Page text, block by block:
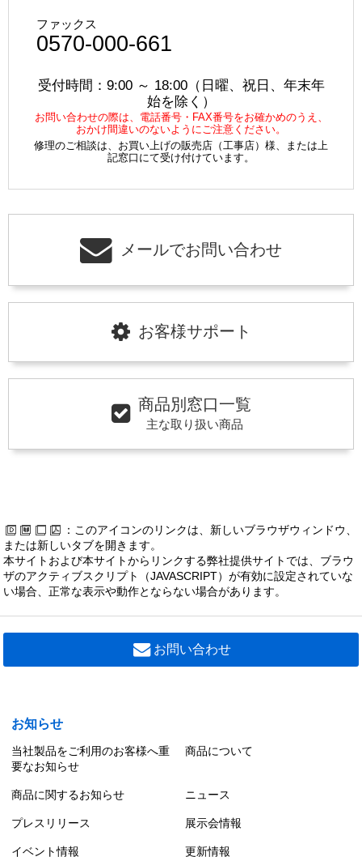
ファックス
0570-000-661
受付時間：9:00 ～ 18:00（日曜、祝日、年末年
始を除く）
お問い合わせの際は、電話番号・FAX番号をお確かめのうえ、
おかけ間違いのないようにご注意ください。
修理のご相談は、お買い上げの販売店（工事店）様、または上
記窓口にて受け付けています。
メールでお問い合わせ
お客様サポート
商品別窓口一覧
主な取り扱い商品
：このアイコンのリンクは、新しいブラウザウィンドウ、
または新しいタブを開きます。
本サイトおよび本サイトからリンクする弊社提供サイトでは、ブラウ
ザのアクティブスクリプト（JAVASCRIPT）が有効に設定されていな
い場合、正常な表示や動作とならない場合があります。
お問い合わせ
お知らせ
当社製品をご利用のお客様へ重
要なお知らせ
商品について
商品に関するお知らせ ニュース
プレスリリース 展示会情報
イベント情報 更新情報